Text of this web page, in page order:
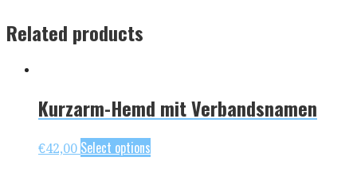
Related products
Kurzarm-Hemd mit Verbandsnamen
€42,00 Select options